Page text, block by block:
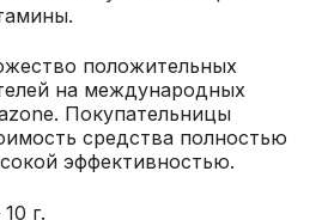
положительных
на международных
Покупательницы
средства полностью
эффективностью.
г.